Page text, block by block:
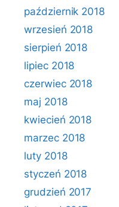
październik 2018
wrzesień 2018
sierpień 2018
lipiec 2018
czerwiec 2018
maj 2018
kwiecień 2018
marzec 2018
luty 2018
styczeń 2018
grudzień 2017